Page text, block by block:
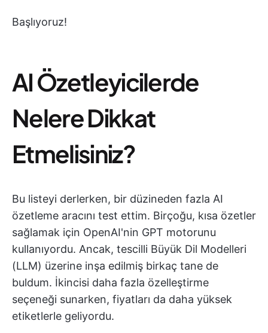
Başlıyoruz!
AI Özetleyicilerde
Nelere Dikkat
Etmelisiniz?
Bu listeyi derlerken, bir düzineden fazla AI
özetleme aracını test ettim. Birçoğu, kısa özetler
sağlamak için OpenAI'nin GPT motorunu
kullanıyordu. Ancak, tescilli Büyük Dil Modelleri
(LLM) üzerine inşa edilmiş birkaç tane de
buldum. İkincisi daha fazla özelleştirme
seçeneği sunarken, fiyatları da daha yüksek
etiketlerle geliyordu.